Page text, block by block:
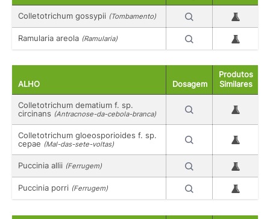
Colletotrichum gossypii (Tombamento)
Ramularia areola (Ramularia)
ALHO Dosagem
Produtos
Similares
Colletotrichum dematium f. sp.
circinans (Antracnose-da-cebola-branca)
Colletotrichum gloeosporioides f. sp.
cepae (Mal-das-sete-voltas)
Puccinia allii (Ferrugem)
Puccinia porri (Ferrugem)